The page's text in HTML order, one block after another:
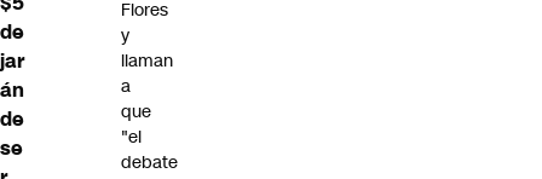
de
jar
án
de
se
Flores
y
llaman
a
que
"el
debate